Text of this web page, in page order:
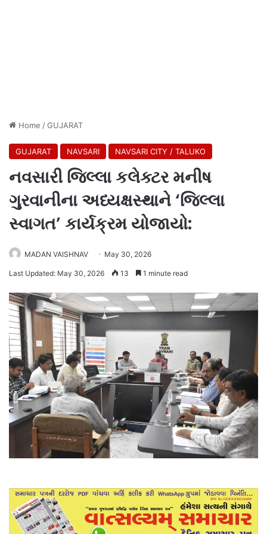
Home /GUJARAT
GUJARAT NAVSARI NAVSARI CITY / TALUKO
નવસારી જિલ્લા કલેક્ટર મનીષ
ગુરવાનીના અધ્યક્ષસ્થાને ‘જિલ્લા
સ્વાગત’ કાર્યક્રમ યોજાયો:
MADAN VAISHNAV May 30, 2026
Last Updated: May 30, 2026 13 1 minute read